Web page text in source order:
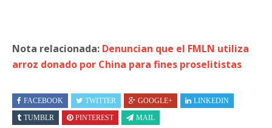
Nota relacionada: Denuncian que el FMLN utiliza
arroz donado por China para fines proselitistas
FACEBOOK TWITTER GOOGLE+
LINKEDIN
TUMBLR
PINTEREST MAIL